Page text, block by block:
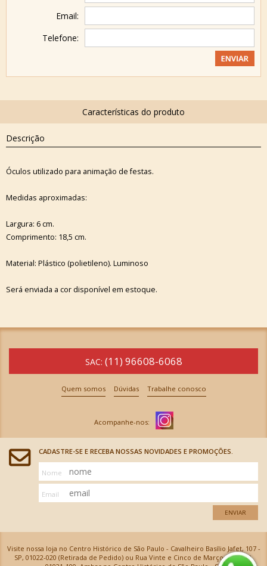
Email:
Telefone:
Descrição
Óculos utilizado para animação de festas.
Medidas aproximadas:
Largura: 6 cm.
Comprimento: 18,5 cm.
Material: Plástico (polietileno). Luminoso
Será enviada a cor disponível em estoque.
SAC: (11) 96608-6068
Quem somos Dúvidas Trabalhe conosco
CADASTRE-SE E RECEBA NOSSAS NOVIDADES E PROMOÇÕES.
Nome
Email
ENVIAR
Visite nossa loja no Centro Histórico de São Paulo - Cavalheiro Basílio Jafet, 107 -
SP, 01022-020 (Retirada de Pedido) ou Rua Vinte e Cinco de Março, 576 - SP,